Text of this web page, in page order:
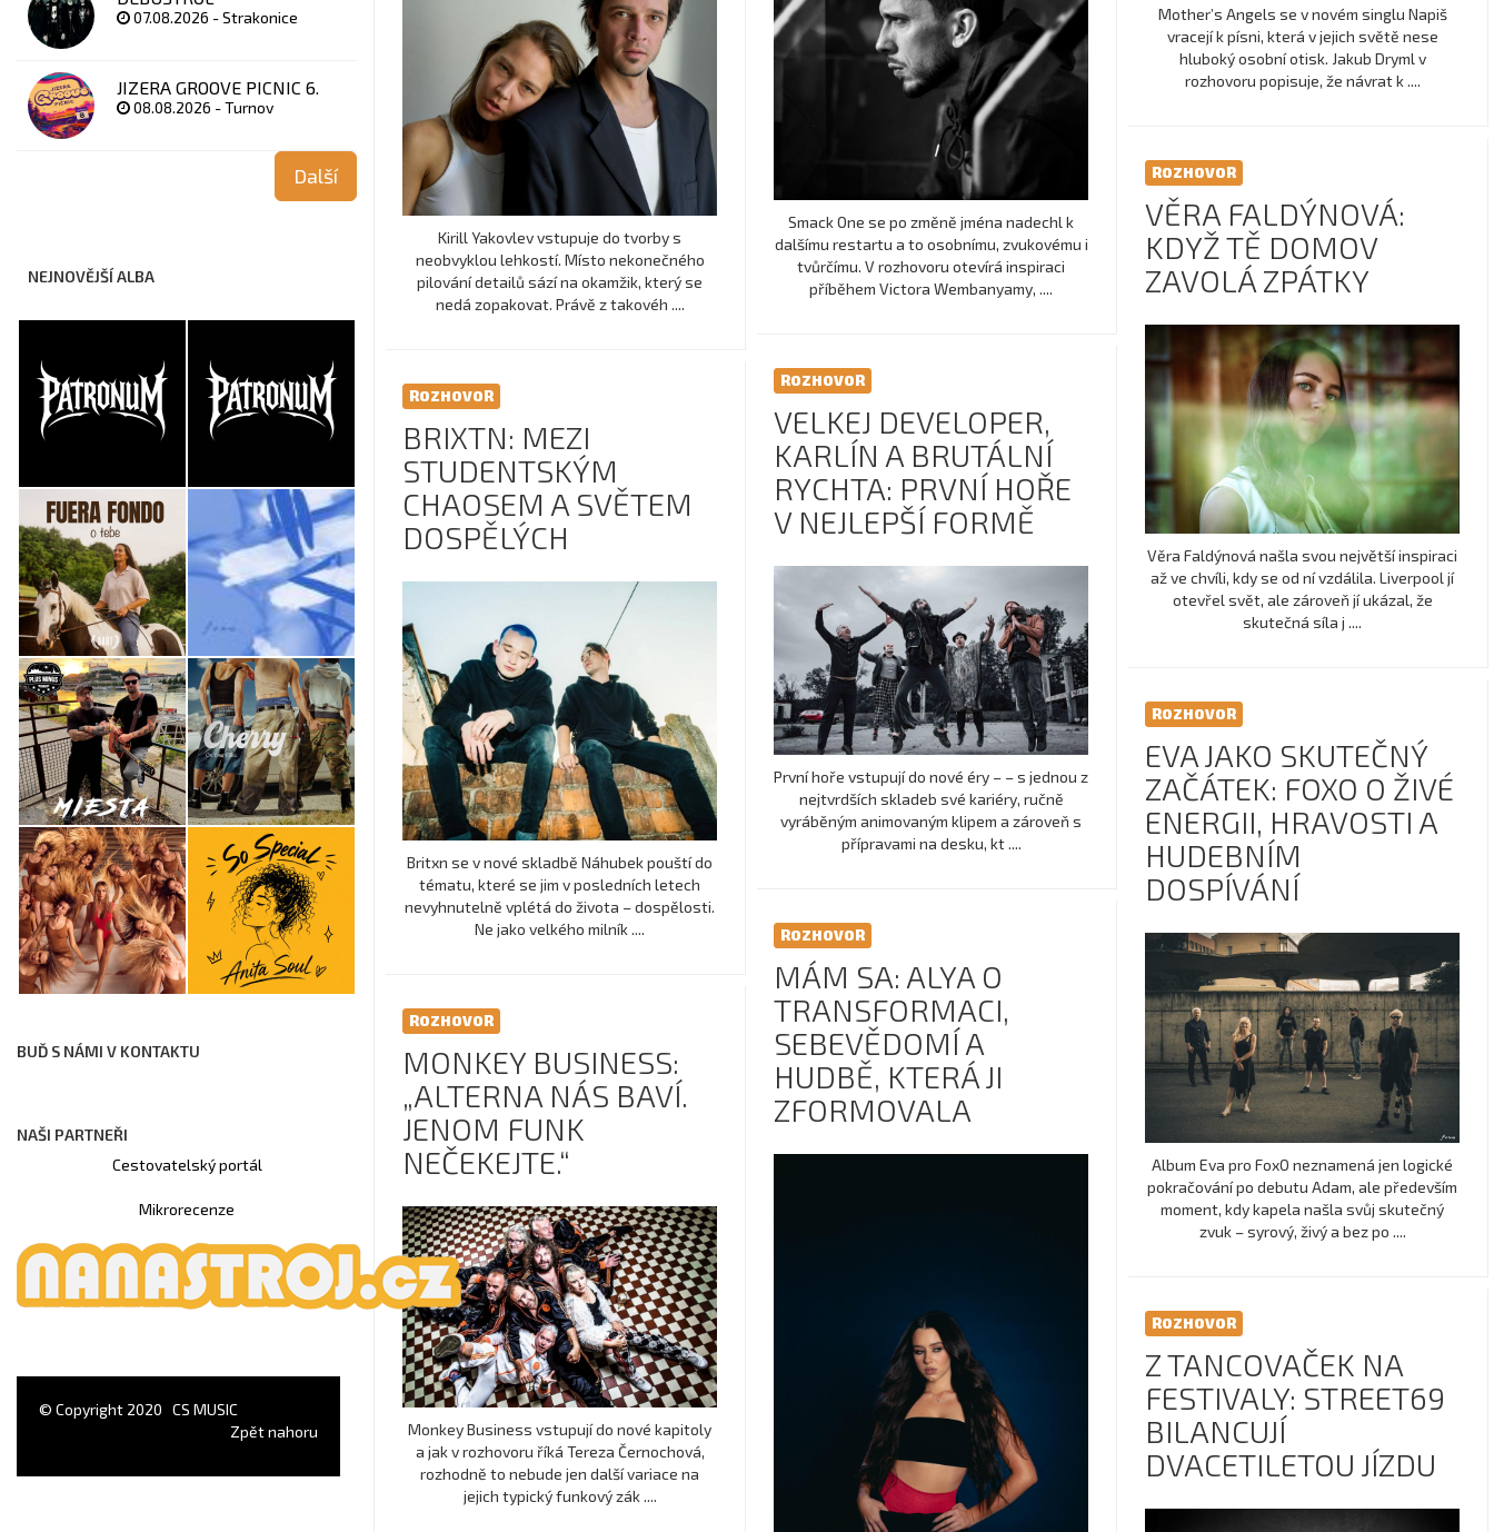
Mother’s Angels se v novém singlu Napiš
vracejí k písni, která v jejich světě nese
hluboký osobní otisk. Jakub Dryml v
rozhovoru popisuje, že návrat k ....
Kirill Yakovlev vstupuje do tvorby s
neobvyklou lehkostí. Místo nekonečného
pilování detailů sází na okamžik, který se
nedá zopakovat. Právě z takovéh ....
Smack One se po změně jména nadechl k
dalšímu restartu a to osobnímu, zvukovému i
tvůrčímu. V rozhovoru otevírá inspiraci
příběhem Victora Wembanyamy, ....
ROZHOVOR
VĚRA FALDÝNOVÁ:
KDYŽ TĚ DOMOV
ZAVOLÁ ZPÁTKY
Věra Faldýnová našla svou největší inspiraci
až ve chvíli, kdy se od ní vzdálila. Liverpool jí
otevřel svět, ale zároveň jí ukázal, že
skutečná síla j ....
ROZHOVOR
VELKEJ DEVELOPER,
KARLÍN A BRUTÁLNÍ
RYCHTA: PRVNÍ HOŘE
V NEJLEPŠÍ FORMĚ
První hoře vstupují do nové éry – – s jednou z
nejtvrdších skladeb své kariéry, ručně
vyráběným animovaným klipem a zároveň s
přípravami na desku, kt ....
ROZHOVOR
BRIXTN: MEZI
STUDENTSKÝM
CHAOSEM A SVĚTEM
DOSPĚLÝCH
Britxn se v nové skladbě Náhubek pouští do
tématu, které se jim v posledních letech
nevyhnutelně vplétá do života – dospělosti.
Ne jako velkého milník ....
ROZHOVOR
EVA JAKO SKUTEČNÝ
ZAČÁTEK: FOXO O ŽIVÉ
ENERGII, HRAVOSTI A
HUDEBNÍM
DOSPÍVÁNÍ
Album Eva pro FoxO neznamená jen logické
pokračování po debutu Adam, ale především
moment, kdy kapela našla svůj skutečný
zvuk – syrový, živý a bez po ....
ROZHOVOR
MÁM SA: ALYA O
TRANSFORMACI,
SEBEVĚDOMÍ A
HUDBĚ, KTERÁ JI
ZFORMOVALA
ROZHOVOR
MONKEY BUSINESS:
„ALTERNA NÁS BAVÍ.
JENOM FUNK
NEČEKEJTE.“
Monkey Business vstupují do nové kapitoly
a jak v rozhovoru říká Tereza Černochová,
rozhodně to nebude jen další variace na
jejich typický funkový zák ....
ROZHOVOR
Z TANCOVAČEK NA
FESTIVALY: STREET69
BILANCUJÍ
DVACETILETOU JÍZDU
07.08.2026 - Strakonice
JIZERA GROOVE PICNIC 6.
08.08.2026 - Turnov
Další
NEJNOVĚJŠÍ ALBA
BUĎ S NÁMI V KONTAKTU
NAŠI PARTNEŘI
Cestovatelský portál
Mikrorecenze
© Copyright 2020 CS MUSIC
Zpět nahoru